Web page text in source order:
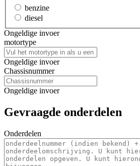
benzine
diesel
Ongeldige invoer
motortype
Ongeldige invoer
Chassisnummer
Ongeldige invoer
Gevraagde onderdelen
Onderdelen